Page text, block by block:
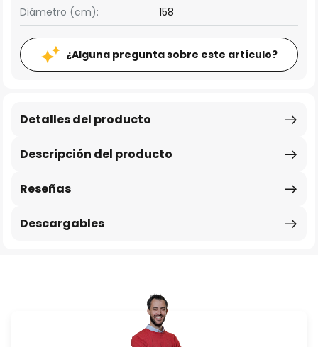
Diámetro (cm):
158
¿Alguna pregunta sobre este artículo?
Descripción del producto
Detalles del producto
Reseñas
Descargables